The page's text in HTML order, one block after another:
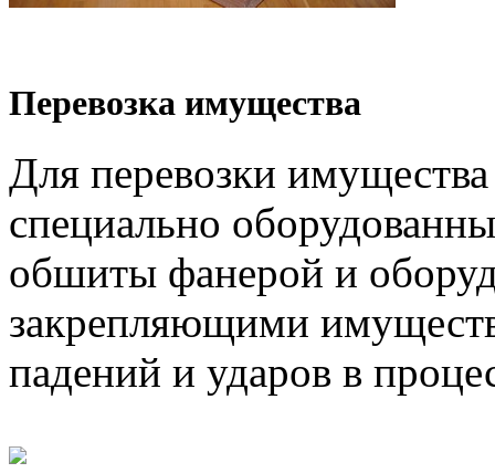
Перевозка имущества
Для перевозки
специально
обшиты фанерой и
закрепляющими
падений и ударов в